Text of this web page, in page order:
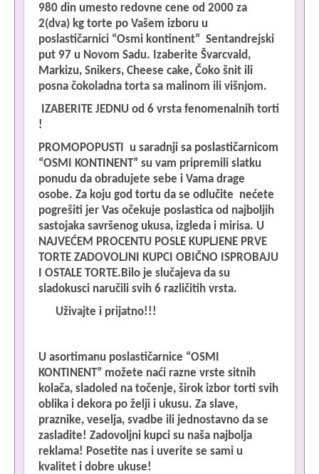
980 din umesto redovne cene od 2000 za
2(dva) kg torte po Vašem izboru u
poslastičarnici “Osmi kontinent” Sentandrejski
put 97 u Novom Sadu. Izaberite Švarcvald,
Markizu, Snikers, Cheese cake, Čoko šnit ili
posna čokoladna torta sa malinom ili višnjom.
IZABERITE JEDNU od 6 vrsta fenomenalnih torti
!
PROMOPOPUSTI u saradnji sa poslastičarnicom
“OSMI KONTINENT” su vam pripremili slatku
ponudu da obradujete sebe i Vama drage
osobe. Za koju god tortu da se odlučite nećete
pogrešiti jer Vas očekuje poslastica od najboljih
sastojaka savršenog ukusa, izgleda i mirisa. U
NAJVEĆEM PROCENTU POSLE KUPLJENE PRVE
TORTE ZADOVOLJNI KUPCI OBIČNO ISPROBAJU
I OSTALE TORTE.Bilo je slučajeva da su
sladokusci naručili svih 6 različitih vrsta.
Uživajte i prijatno!!!
U asortimanu poslastičarnice “OSMI
KONTINENT” možete naći razne vrste sitnih
kolača, sladoled na točenje, širok izbor torti svih
oblika i dekora po želji i ukusu. Za slave,
praznike, veselja, svadbe ili jednostavno da se
zasladite! Zadovoljni kupci su naša najbolja
reklama! Posetite nas i uverite se sami u
kvalitet i dobre ukuse!